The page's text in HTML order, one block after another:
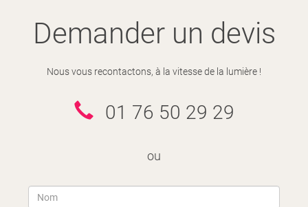
Demander un devis
Nous vous recontactons, à la vitesse de la lumière !
01 76 50 29 29
ou